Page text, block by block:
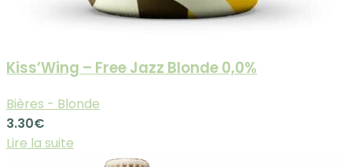
Kiss’Wing – Free Jazz Blonde 0,0%
Bières - Blonde
3.30€
Lire la suite